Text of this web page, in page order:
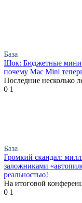
База
Шок: Бюджетные
почему Mac Mini
Последние несколько
0 1
База
Громкий скандал:
заложниками
реальностью!
На итоговой
0 1